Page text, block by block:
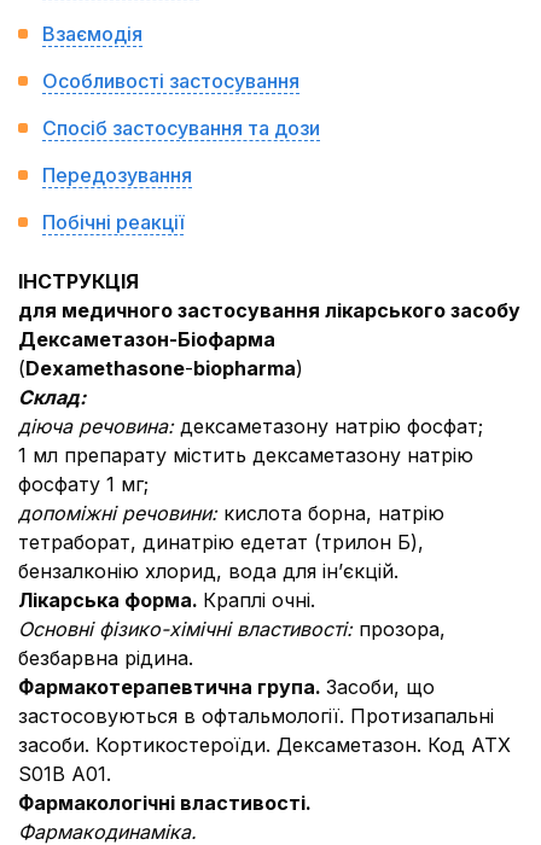
Взаємодія
Особливості застосування
Спосіб застосування та дози
Передозування
Побічні реакції
ІНСТРУКЦІЯ
для медичного застосування лікарського засобу
Дексаметазон-Біофарма
(Dexamethasone-biopharma)
Склад:
діюча речовина: дексаметазону натрію фосфат;
1 мл препарату містить дексаметазону натрію
фосфату 1 мг;
допоміжні речовини: кислота борна, натрію
тетраборат, динатрію едетат (трилон Б),
бензалконію хлорид, вода для ін’єкцій.
Лікарська форма. Краплі очні.
Основні фізико-хімічні властивості: прозора,
безбарвна рідина.
Фармакотерапевтична група. Засоби, що
застосовуються в офтальмології. Протизапальні
засоби. Кортикостероїди. Дексаметазон. Код АТХ
S01B A01.
Фармакологічні властивості.
Фармакодинаміка.